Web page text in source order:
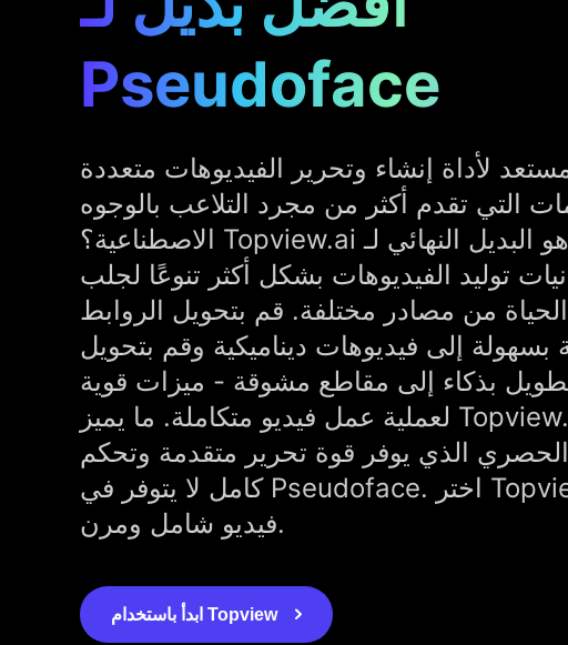
Pseudoface
لأداة إنشاء وتحرير الفيديوهات متعددة
التي تقدم أكثر من مجرد التلاعب بالوجوه
الاصطناعية؟ Topview.ai هو البديل النهائي لـ Pseudoface،
توليد الفيديوهات بشكل أكثر تنوعًا لجلب
من مصادر مختلفة. قم بتحويل الروابط
بسهولة إلى فيديوهات ديناميكية وقم بتحويل
بذكاء إلى مقاطع مشوقة - ميزات قوية
لعملية عمل فيديو متكاملة. ما يميز Topview.ai حقًا هو محرر
الحصري الذي يوفر قوة تحرير متقدمة وتحكم
كامل لا يتوفر في Pseudoface. اختر Topview.ai لإنتاج
فيديو شامل ومرن.
ابدأ باستخدام Topview